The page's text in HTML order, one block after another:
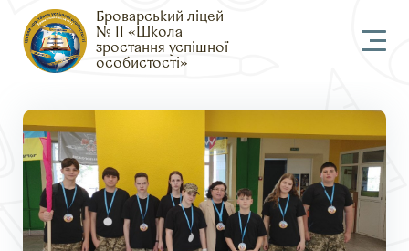
Броварський ліцей
№ 11 «Школа
зростання успішної
особистості»